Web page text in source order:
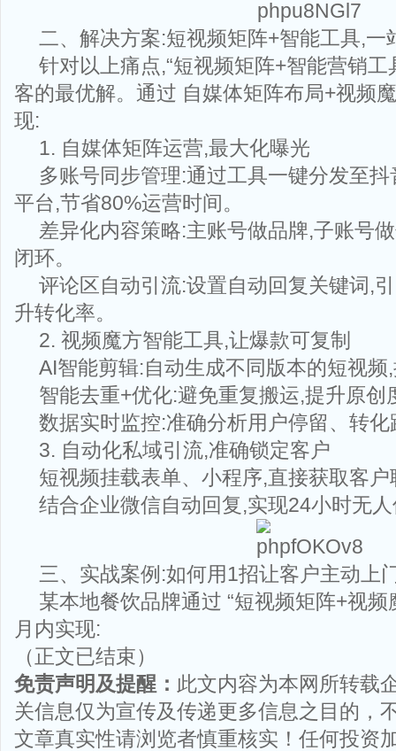
二、解决方案:短视频矩阵+智能工具,一
针对以上痛点,“短视频矩阵+智能营销工
客的最优解。通过 自媒体矩阵布局+视频
现:
1. 自媒体矩阵运营,最大化曝光
多账号同步管理:通过工具一键分发至
平台,节省80%运营时间。
差异化内容策略:主账号做品牌,子账号
闭环。
评论区自动引流:设置自动回复关键词,
升转化率。
2. 视频魔方智能工具,让爆款可复制
AI智能剪辑:自动生成不同版本的短视
智能去重+优化:避免重复搬运,提升原创
数据实时监控:准确分析用户停留、转
3. 自动化私域引流,准确锁定客户
短视频挂载表单、小程序,直接获取客户
结合企业微信自动回复,实现24小时无
三、实战案例:如何用1招让客户主动上
某本地餐饮品牌通过 “短视频矩阵+视频
月内实现:
（正文已结束）
免责声明及提醒： 此文内容为本网所转载
关信息仅为宣传及传递更多信息之目的，
文章真实性请浏览者慎重核实！任何投资